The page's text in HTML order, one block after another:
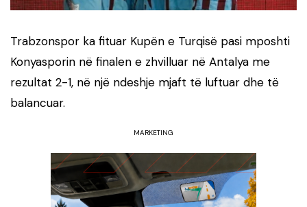
Trabzonspor ka fituar Kupën e Turqisë pasi mposhti
Konyasporin në finalen e zhvilluar në Antalya me
rezultat 2-1, në një ndeshje mjaft të luftuar dhe të
balancuar.
MARKETING